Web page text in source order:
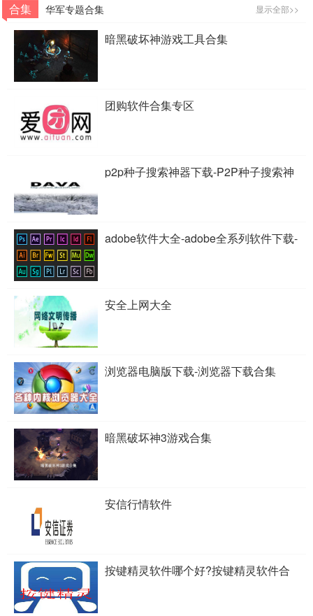
显示全部>>
合集 华军专题合集
暗黑破坏神游戏工具合集
团购软件合集专区
p2p种子搜索神器下载-P2P种子搜索神
器专题
adobe软件大全-adobe全系列软件下载-
adobe软件下载
安全上网大全
浏览器电脑版下载-浏览器下载合集
暗黑破坏神3游戏合集
安信行情软件
按键精灵软件哪个好?按键精灵软件合
集